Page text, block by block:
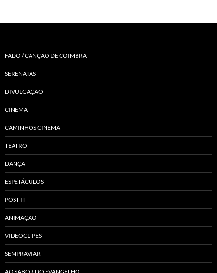
FADO / CANÇÃO DE COIMBRA
SERENATAS
DIVULGAÇÃO
CINEMA
CAMINHOS CINEMA
TEATRO
DANÇA
ESPETÁCULOS
POST IT
ANIMAÇÃO
VIDEOCLIPES
SEMPRAVIAR
AO SABOR DO EVANGELHO